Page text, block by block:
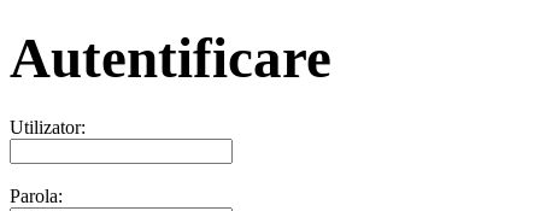
Autentificare
Utilizator:
Parola: